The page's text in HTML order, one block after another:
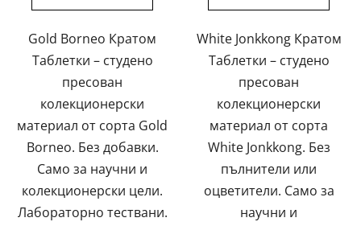
Gold Borneo Кратом
Таблетки – студено
пресован
колекционерски
материал от сорта Gold
Borneo. Без добавки.
Само за научни и
колекционерски цели.
Лабораторно тествани.
White Jonkkong Кратом
Таблетки – студено
пресован
колекционерски
материал от сорта
White Jonkkong. Без
пълнители или
оцветители. Само за
научни и